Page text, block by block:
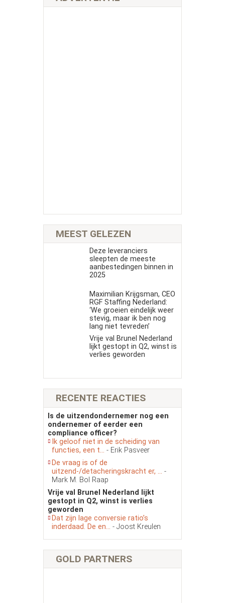
MEEST GELEZEN
Deze leveranciers
sleepten de meeste
aanbestedingen binnen in
2025
Maximilian Krijgsman, CEO
RGF Staffing Nederland:
‘We groeien eindelijk weer
stevig, maar ik ben nog
lang niet tevreden’
Vrije val Brunel Nederland
lijkt gestopt in Q2, winst is
verlies geworden
RECENTE REACTIES
Is de uitzendondernemer nog een
ondernemer of eerder een
compliance officer?
Ik geloof niet in de scheiding van
functies, een t... - Erik Pasveer
De vraag is of de
uitzend-/detacheringskracht er, ... -
Mark M. Bol Raap
Vrije val Brunel Nederland lijkt
gestopt in Q2, winst is verlies
geworden
Dat zijn lage conversie ratio’s
inderdaad. De en... - Joost Kreulen
GOLD PARTNERS